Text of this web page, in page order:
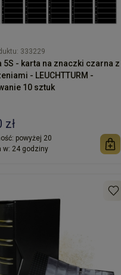
333229
5S - karta na znaczki czarna z
- LEUCHTTURM -
10 sztuk
zł
powyżej 20
w: 24 godziny